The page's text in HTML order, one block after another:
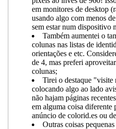
em monitores de desktop
usando algo com menos
sem estar num dispositivo
Também aumentei o
colunas nas listas de
orientações e etc.
de 4, mas preferi
colunas;
Tirei o destaque "visite
colocando algo ao lado
não hajam páginas
em alguma coisa diferente
anúncio de colorid.es ou
Outras coisas